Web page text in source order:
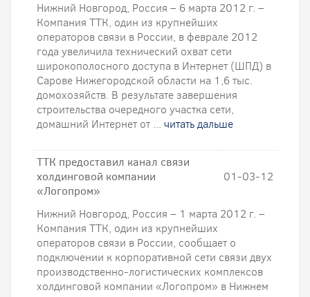
Нижний Новгород, Россия – 6 марта 2012 г. –
Компания ТТК, один из крупнейших
операторов связи в России, в феврале 2012
года увеличила технический охват сети
широкополосного доступа в Интернет (ШПД) в
Сарове Нижегородской области на 1,6 тыс.
домохозяйств. В результате завершения
строительства очередного участка сети,
домашний Интернет от ... читать дальше
ТТК предоставил канал связи
холдинговой компании
«Логопром»
01-03-12
Нижний Новгород, Россия – 1 марта 2012 г. –
Компания ТТК, один из крупнейших
операторов связи в России, сообщает о
подключении к корпоративной сети связи двух
производственно-логистических комплексов
холдинговой компании «Логопром» в Нижнем